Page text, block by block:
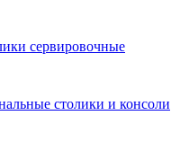
сервировочные
столики и консоли